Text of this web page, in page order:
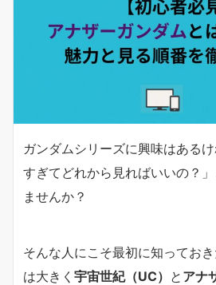
ガンダムシリーズに興味はある
すぎてどれから見ればいいの？
ませんか？
そんな人にこそ最初に知ってお
は大きく 宇宙世紀（UC） と アナ